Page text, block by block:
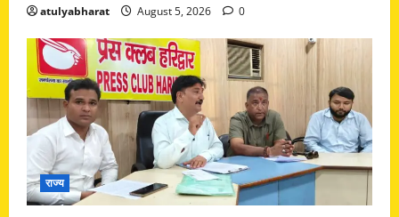
atulyabharat August 5, 2026 0
राज्य